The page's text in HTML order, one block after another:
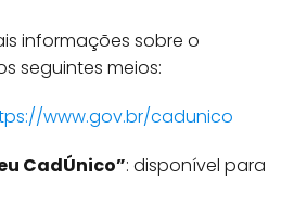
informações sobre o
seguintes meios:
www.gov.br/cadunico
CadÚnico”: disponível para